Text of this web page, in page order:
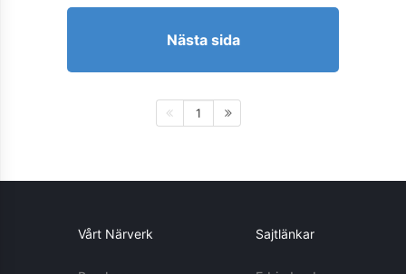
Nästa sida
1
Vårt Närverk Sajtlänkar